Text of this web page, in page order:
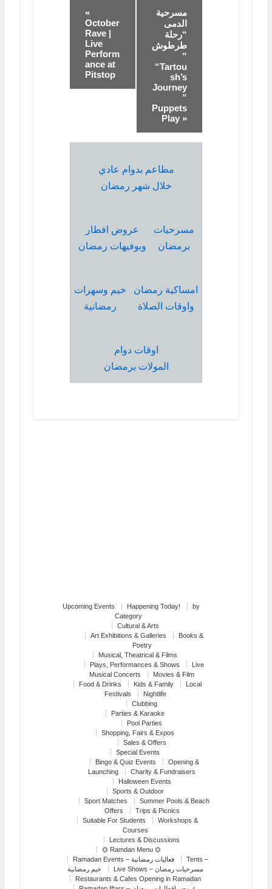
«
October
Rave |
Live
Perform
ance at
Pitstop
مسرحية
الدمى
“رحلة
طرطوش
”
“Tartou
sh’s
Journey
”
Puppets
Play »
مطاعم بدوام عادي
خلال شهر رمضان
عروض افطار
وبوفيهات رمضان
مسرحيات
برمضان
خيم وسهرات
رمضانية
امساكية رمضان
واوقات الصلاة
اوقات دوام
المولات برمضان
Upcoming Events Happening Today!
by
Category
Cultural & Arts
Art Exhibitions & Galleries
Books &
Poetry
Musical, Theatrical & Films
Plays, Performances & Shows
Live
Musical Concerts
Movies & Film
Food & Drinks
Kids & Family
Local
Festivals
Nightlife
Clubbing
Parties & Karaoke
Pool Parties
Shopping, Fairs & Expos
Sales & Offers
Special Events
Bingo & Quiz Events
Opening &
Launching
Charity & Fundraisers
Halloween Events
Sports & Outdoor
Sport Matches
Summer Pools & Beach
Offers
Trips & Picnics
Suitable For Students
Workshops &
Courses
Lectures & Discussions
⏣ Ramdan Menu ⏣
Ramadan Events – فعاليات رمضانية
Tents –
خيم رمضانية
Live Shows – مسرحيات رمضان
Restaurants & Cafes Opening in Ramadan